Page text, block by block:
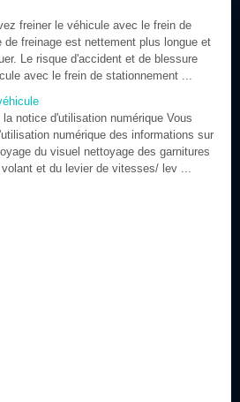
freiner le véhicule avec le frein de
freinage est nettement plus longue et
Le risque d'accident et de blessure
avec le frein de stationnement ...
notice d'utilisation numérique Vous
numérique des informations sur
du visuel nettoyage des garnitures
et du levier de vitesses/ lev ...